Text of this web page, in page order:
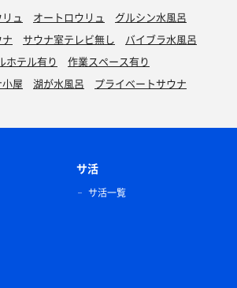
ュ オートロウリュ
グルシン水風呂
サウナ室テレビ無し
バイブラ水風呂
ホテル有り
作業スペース有り
屋 湖が水風呂 プライベートサウナ
サ活
サ活一覧